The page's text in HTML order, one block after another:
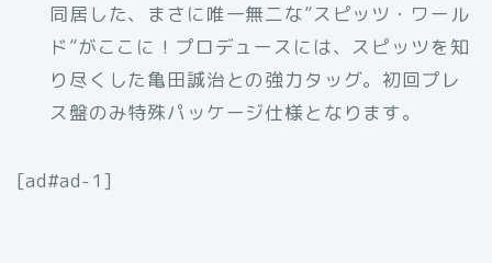
同居した、まさに唯一無二な”スピッツ・ワール
ド”がここに！プロデュースには、スピッツを知
り尽くした亀田誠治との強力タッグ。初回プレ
ス盤のみ特殊パッケージ仕様となります。
[ad#ad-1]